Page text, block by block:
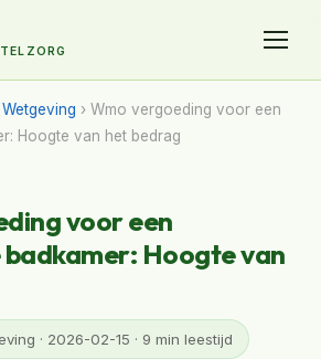
› Wmo vergoeding voor een
Hoogte van het bedrag
voor een
Hoogte van
· 2026-02-15 · 9 min leestijd